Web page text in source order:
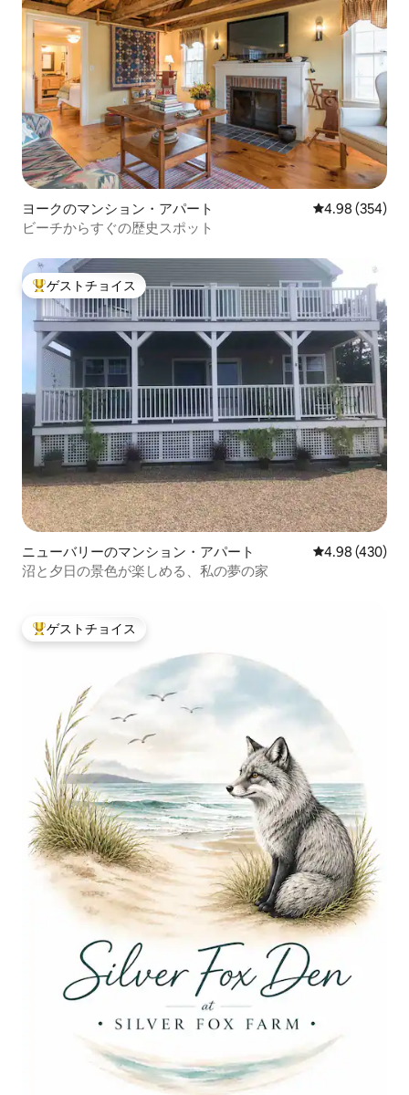
ヨークのマンション・アパート レビュー354
4.98 (354)
ビーチからすぐの歴史スポット
大好評のゲストチョイスです。
ゲストチョイス
ニューバリーのマンション・アパート レビュー430
4.98 (430)
沼と夕日の景色が楽しめる、私の夢の家
大好評のゲストチョイスです。
ゲストチョイス